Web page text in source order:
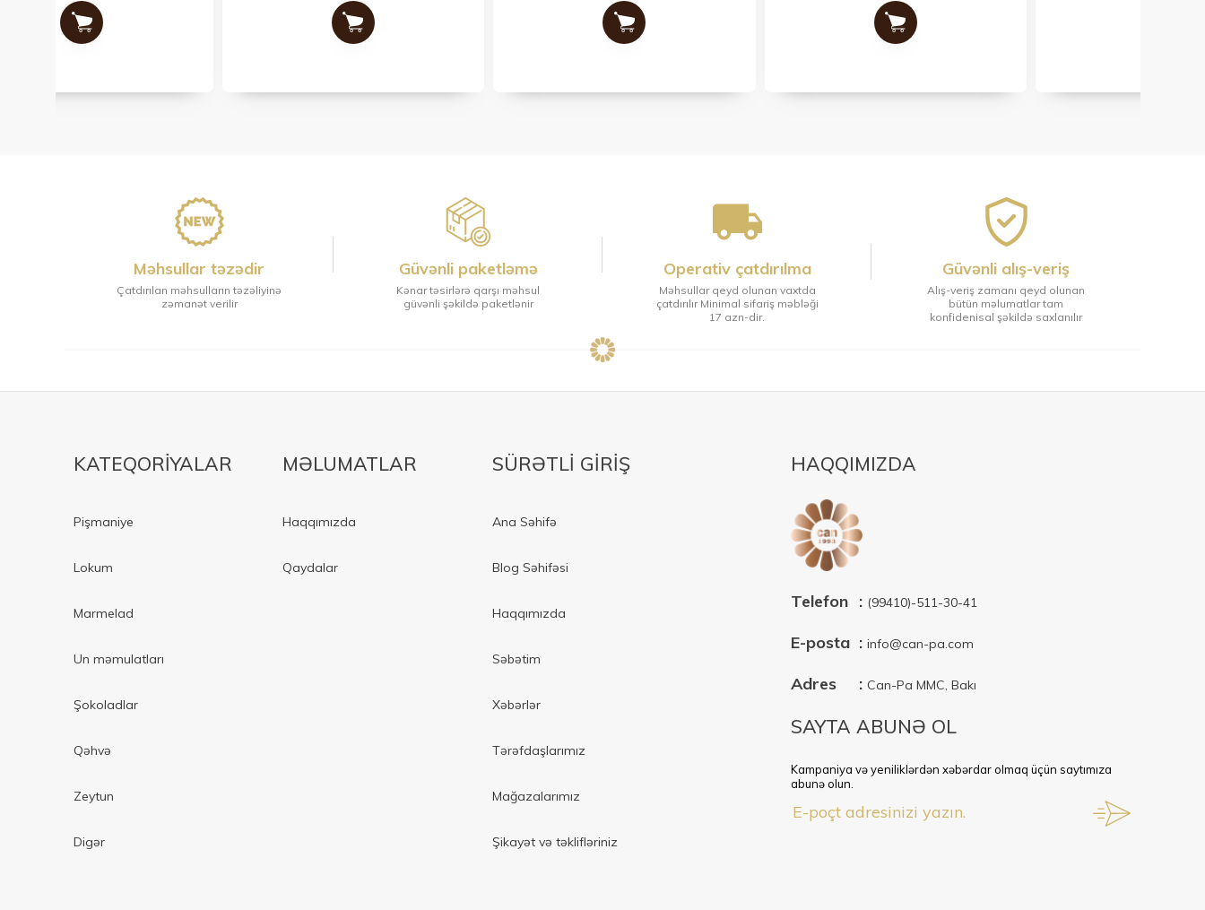
Məhsullar təzədir
Çatdırılan məhsulların təzəliyinə
zəmanət verilir
Güvənli paketləmə
Kənar təsirlərə qarşı məhsul
güvənli şəkildə paketlənir
Operativ çatdırılma
Məhsullar qeyd olunan vaxtda
çatdırılır Minimal sifariş məbləği
17 azn-dir.
Güvənli alış-veriş
Alış-veriş zamanı qeyd olunan
bütün məlumatlar tam
konfidenisal şəkildə saxlanılır
KATEQORIYALAR
Pişmaniye
Lokum
Marmelad
Un məmulatları
Şokoladlar
Qəhvə
Zeytun
Digər
MƏLUMATLAR
Haqqımızda
Qaydalar
SÜRƏTLİ GİRİŞ
Ana Səhifə
Blog Səhifəsi
Haqqımızda
Səbətim
Xəbərlər
Tərəfdaşlarımız
Mağazalarımız
Şikayət və təklifləriniz
HAQQIMIZDA
Telefon : (99410)-511-30-41
E-posta : info@can-pa.com
Adres : Can-Pa MMC, Bakı
SAYTA ABUNƏ OL
Kampaniya və yeniliklərdən xəbərdar olmaq üçün saytımıza
abunə olun.